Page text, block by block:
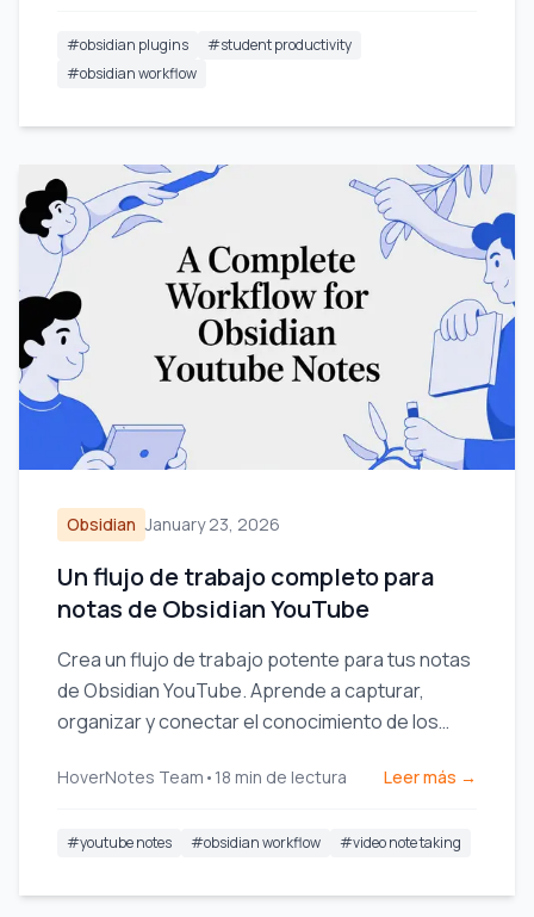
#obsidian plugins #student productivity
#obsidian workflow
Obsidian January 23, 2026
Un flujo de trabajo completo para
notas de Obsidian YouTube
Crea un flujo de trabajo potente para tus notas
de Obsidian YouTube. Aprende a capturar,
organizar y conectar el conocimiento de los
HoverNotes Team • 18 min de lectura Leer más →
#youtube notes #obsidian workflow #video note taking